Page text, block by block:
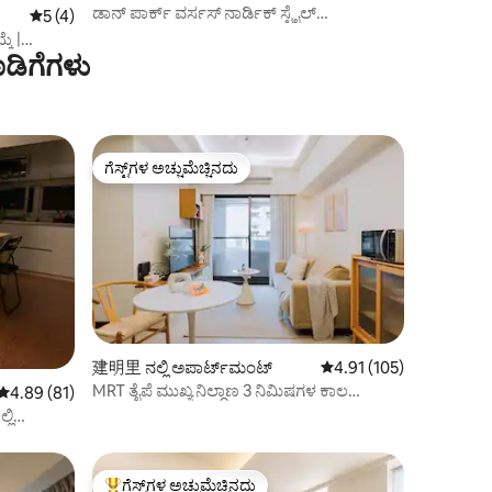
5 ರಲ್ಲಿ 5 ಸರಾಸರಿ ರೇಟಿಂಗ್, 4 ವಿಮರ್ಶೆಗಳು
5 (4)
|
ಚಿಕಿತ್ಸಾ
ಡಾನ್ ಪಾರ್ಕ್ ವರ್ಸಸ್ ನಾರ್ಡಿಕ್ ಸ್ಟೈಲ್
ರಲ್ಲಿ 4.89 ಸರಾಸರಿ ರೇಟಿಂಗ್, 81 ವಿಮರ್ಶೆಗಳು
4.89 (81)
ಗೆಸ್ಟ್‌ಗಳ ಅಚ್ಚುಮೆಚ್ಚಿನದು
ಗೆಸ್ಟ್‌ಗಳ ಅಚ್ಚುಮೆಚ್ಚಿನದು
建明里 ನಲ್ಲಿ ಅಪಾರ್ಟ್‌ಮಂಟ್ 5 ರಲ್ಲಿ 4.91 ಸರಾಸರಿ
4.91 (105)
MRT ತೈಪೆ ಮುಖ್ಯ ನಿಲ್ದಾಣ 3 ನಿಮಿಷಗಳ ಕಾಲ
ಗೆಸ್ಟ್‌ಗಳ ಅಚ್ಚುಮೆಚ್ಚಿನದು